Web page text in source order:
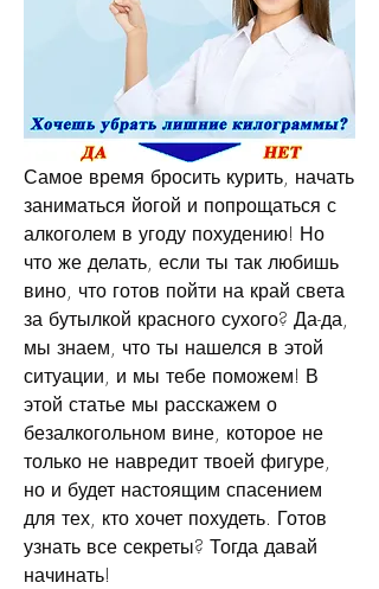
Самое время бросить курить, начать
заниматься йогой и попрощаться с
алкоголем в угоду похудению! Но
что же делать, если ты так любишь
вино, что готов пойти на край света
за бутылкой красного сухого? Да-да,
мы знаем, что ты нашелся в этой
ситуации, и мы тебе поможем! В
этой статье мы расскажем о
безалкогольном вине, которое не
только не навредит твоей фигуре,
но и будет настоящим спасением
для тех, кто хочет похудеть. Готов
узнать все секреты? Тогда давай
начинать!